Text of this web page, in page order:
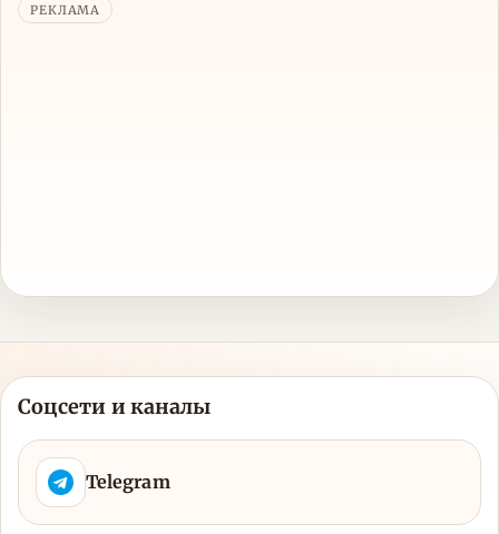
РЕКЛАМА
Соцсети и каналы
Telegram